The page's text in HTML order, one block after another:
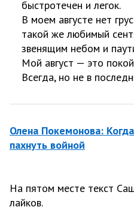
быстротечен и легок.
В моем августе нет
такой же любимый
звенящим небом и
Мой август — это
Всегда, но не в
Олена Покемонова:
пахнуть войной
На пятом месте текст
лайков.